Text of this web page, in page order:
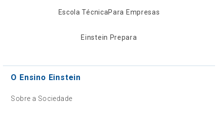
Escola TécnicaPara Empresas
Einstein Prepara
O Ensino Einstein
Sobre a Sociedade